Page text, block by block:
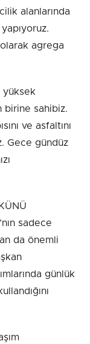
alanlarında
agrega
yüksek
birine sahibiz.
ve asfaltını
Gece gündüz
sadece
da önemli
günlük